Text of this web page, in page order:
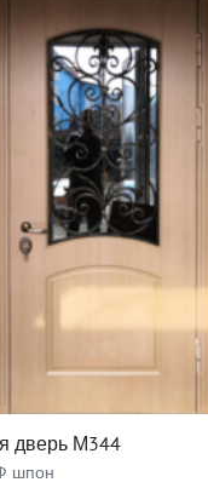
дверь М344
шпон